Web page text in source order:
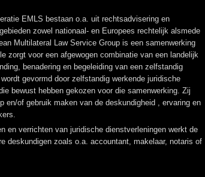
EMLS bestaan o.a. uit rechtsadvisering en
zowel nationaal- en Europees rechtelijk alsmede
Multilateral Law Service Group is een samenwerking
zorgt voor een afgewogen combinatie van een landelijk
benadering en begeleiding van een zelfstandig
gevormd door zelfstandig werkende juridische
bewust hebben gekozen voor die samenwerking. Zij
en/of gebruik maken van de deskundigheid , ervaring en
en verrichten van juridische dienstverleningen werkt de
deskundigen zoals o.a. accountant, makelaar, notaris of